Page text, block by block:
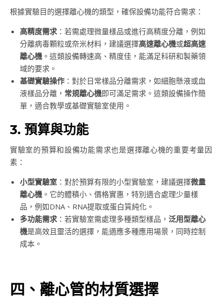
根據實驗目的選擇離心機的類型，確保設備功能符合需求：
高精度需求 ：若需處理微量樣品或進行高精度分離，例如
分離病毒顆粒或奈米材料，建議選擇高速離心機或超高速
離心機 。這類設備轉速高、精度佳，能滿足科研和製藥領
域的要求。
基礎實驗操作 ：對於日常樣品分離需求，如細胞懸液或血
液樣品分離， 常規離心機即可滿足需求。這類設備操作簡
單，適合教學或基礎實驗室使用。
3. 預算與功能
實驗室的預算和設備功能需求也是選擇離心機的重要考量因
素：
小型實驗室 ：對於預算有限的小型實驗室，建議選擇微量
離心機 。它的體積小、價格實惠，特別適合處理少量樣
品，例如DNA、RNA提取或蛋白質純化。
多功能需求 ：若實驗室需處理多種類型樣品， 泛用型離心
機是高效且靈活的選擇，能適應多種應用場景，同時控制
成本。
四、離心管的材質選擇